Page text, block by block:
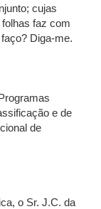
cujas
faz com
Diga-me.
e de
de
o Sr. J.C. da